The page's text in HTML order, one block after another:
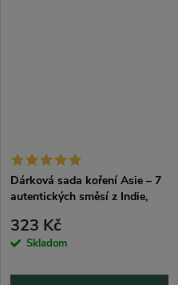
Dárková sada koření Asie – 7
autentických směsí z Indie,
323 Kč
Skladom